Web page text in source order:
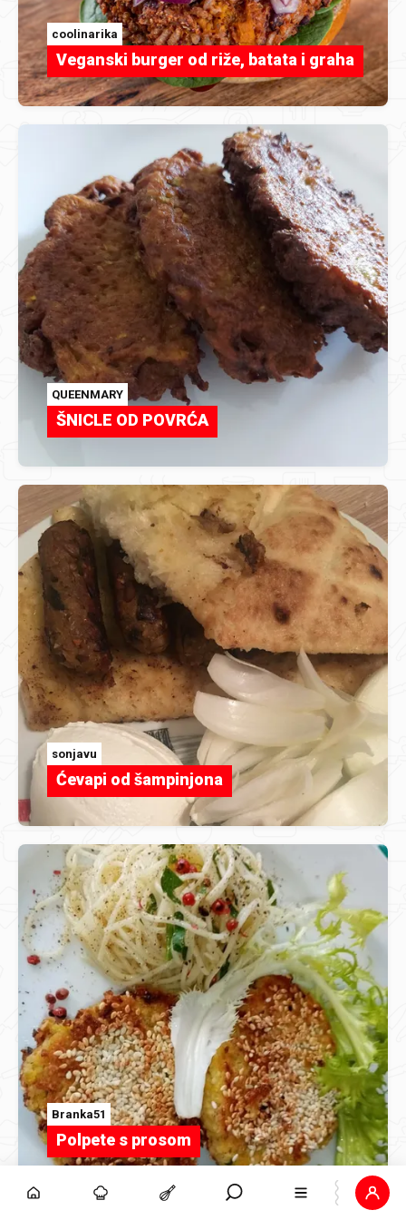
coolinarika
Veganski burger od riže, batata i graha
QUEENMARY
ŠNICLE OD POVRĆA
sonjavu
Ćevapi od šampinjona
Branka51
Polpete s prosom